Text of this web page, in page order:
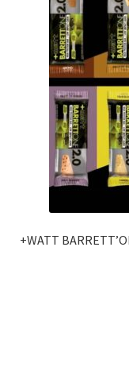
+WATT